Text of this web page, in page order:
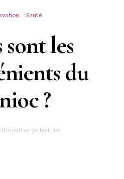
Santé
les
du
?
minutes de lecture